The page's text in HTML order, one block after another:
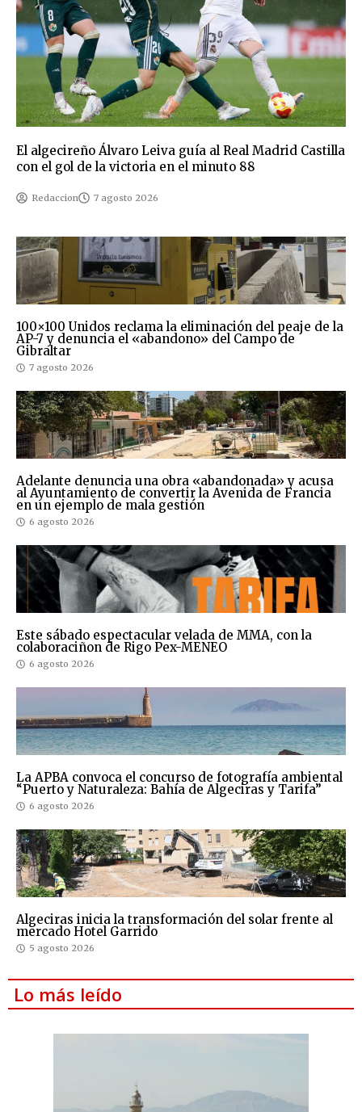
El algecireño Álvaro Leiva guía al Real Madrid Castilla
con el gol de la victoria en el minuto 88
Redaccion 7 agosto 2026
100×100 Unidos reclama la eliminación del peaje de la
AP-7 y denuncia el «abandono» del Campo de
Gibraltar
7 agosto 2026
Adelante denuncia una obra «abandonada» y acusa
al Ayuntamiento de convertir la Avenida de Francia
en un ejemplo de mala gestión
6 agosto 2026
Este sábado espectacular velada de MMA, con la
colaboraciñon de Rigo Pex-MENEO
6 agosto 2026
La APBA convoca el concurso de fotografía ambiental
“Puerto y Naturaleza: Bahía de Algeciras y Tarifa”
6 agosto 2026
Algeciras inicia la transformación del solar frente al
mercado Hotel Garrido
5 agosto 2026
Lo más leído